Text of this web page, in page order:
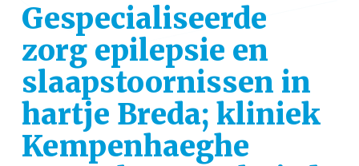
Gespecialiseerde
zorg epilepsie en
slaapstoornissen in
hartje Breda; kliniek
Kempenhaeghe